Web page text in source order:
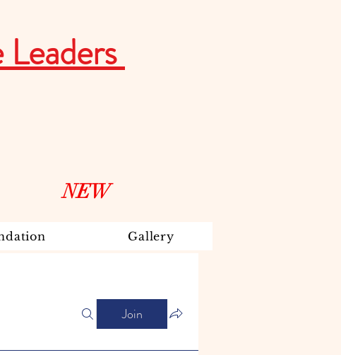
Leaders
Gallery
NEW
Join